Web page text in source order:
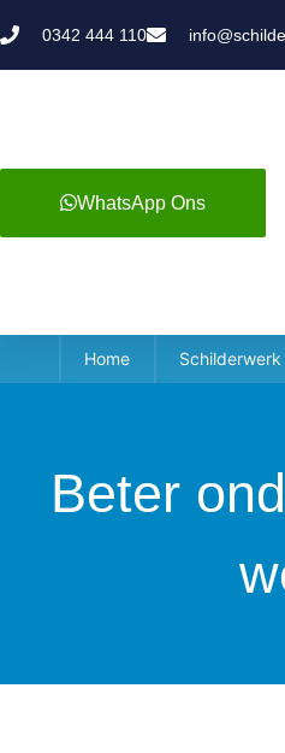
0342 444 110
WhatsApp Ons
Home Schilderwerk
Beter